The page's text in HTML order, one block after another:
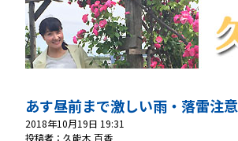
あす昼前まで激しい雨・落雷注意
2018年10月19日 19:31
投稿者：久能木 百香